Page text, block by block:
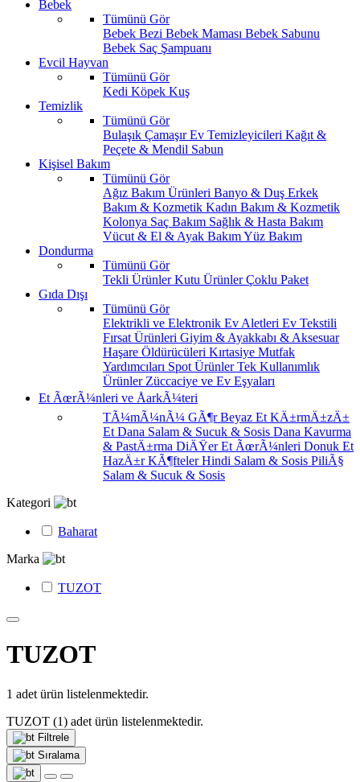
Bebek
Tümünü Gör
Bebek Bezi Bebek Maması Bebek Sabunu
Bebek Saç Şampuanı
Evcil Hayvan
Tümünü Gör
Kedi Köpek Kuş
Temizlik
Tümünü Gör
Bulaşık ÇamaşırEv Temizleyicileri Kağıt &
Peçete & Mendil Sabun
Kişisel Bakım
Tümünü Gör
Ağız Bakım Ürünleri Banyo & Duş Erkek
Bakım & Kozmetik Kadın Bakım & Kozmetik
Kolonya Saç Bakım Sağlık & Hasta Bakım
Vücut & El & Ayak BakımYüz Bakım
Dondurma
Tümünü Gör
Tekli ÜrünlerKutu ÜrünlerÇoklu Paket
Gıda Dışı
Tümünü Gör
Elektrikli ve Elektronik Ev Aletleri Ev Tekstili
Fırsat Ürünleri Giyim & Ayakkabı & Aksesuar
Haşare Öldürücüleri Kırtasiye Mutfak
Yardımcıları Spot ÜrünlerTek Kullanımlık
Ürünler Züccaciye ve Ev Eşyaları
Et ÃœrÃ¼nleri ve ÅarkÃ¼teri
TÃ¼mÃ¼nÃ¼ GÃ¶rBeyaz Et KÄ±rmÄ±zÄ±
Et Dana Salam & Sucuk & Sosis Dana Kavurma
& PastÄ±rma DiÄŸer Et ÃœrÃ¼nleri Donuk Et
HazÄ±r KÃ¶ftelerHindi Salam & Sosis PiliÃ§
Salam & Sucuk & Sosis
Kategori
Baharat
Marka
TUZOT
TUZOT
1 adet ürün listelenmektedir.
TUZOT (1) adet ürün listelenmektedir.
Filtrele
Sıralama